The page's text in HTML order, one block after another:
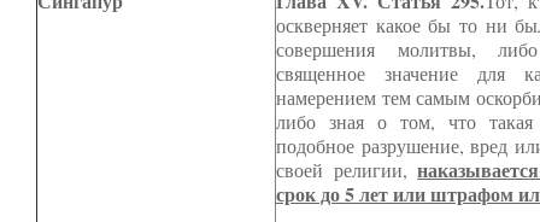
оскверняет какое бы то ни
совершения молитвы,
священное значение для
намерением тем самым
либо зная о том, что такая
подобное разрушение, вред
своей религии,
срок до 5 лет или штрафом